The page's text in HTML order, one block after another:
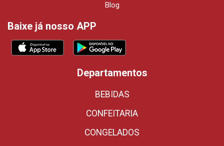
Blog
Baixe já nosso APP
Departamentos
BEBIDAS
CONFEITARIA
CONGELADOS